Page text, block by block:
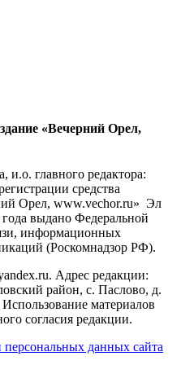
«Вечерний Орел,
и.о. главного редактора:
средства
Орел, www.vechor.ru» Эл
выдано Федеральной
информационных
(Роскомнадзор РФ).
Адрес редакции:
район, с. Паслово, д.
материалов
согласия редакции.
данных сайта